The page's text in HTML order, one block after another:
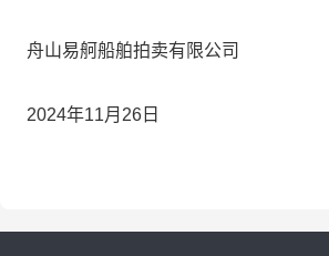
舟山易舸船舶拍卖有限公司
2024年11月26日